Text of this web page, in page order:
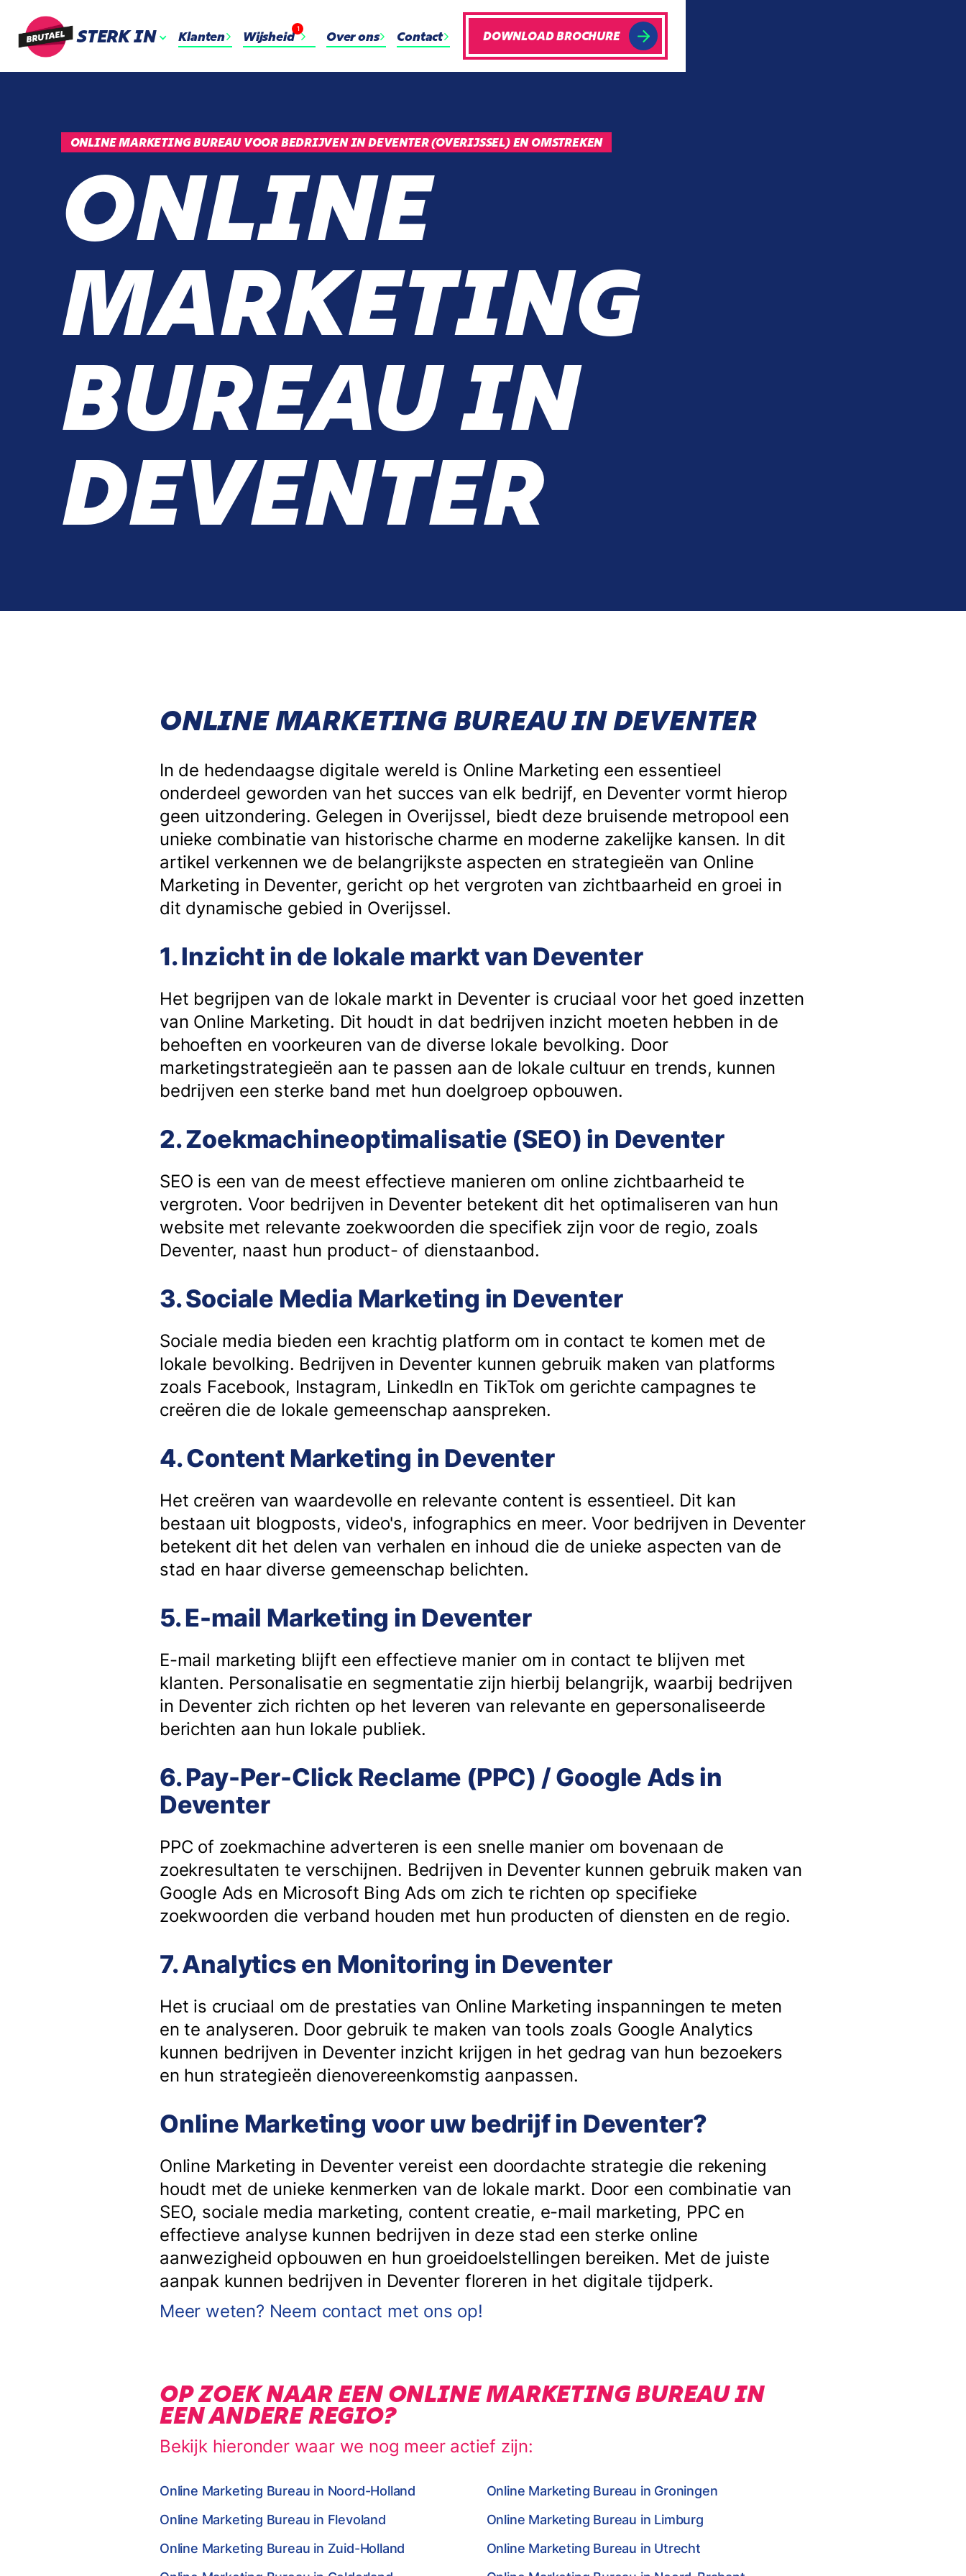
STERK IN Klanten Wijsheid
1
Over ons Contact DOWNLOAD BROCHURE
ONLINE MARKETING BUREAU VOOR BEDRIJVEN IN DEVENTER (OVERIJSSEL) EN OMSTREKEN
ONLINE
MARKETING
BUREAU IN
DEVENTER
ONLINE MARKETING BUREAU IN DEVENTER
In de hedendaagse digitale wereld is Online Marketing een essentieel
onderdeel geworden van het succes van elk bedrijf, en Deventer vormt hierop
geen uitzondering. Gelegen in Overijssel, biedt deze bruisende metropool een
unieke combinatie van historische charme en moderne zakelijke kansen. In dit
artikel verkennen we de belangrijkste aspecten en strategieën van Online
Marketing in Deventer, gericht op het vergroten van zichtbaarheid en groei in
dit dynamische gebied in Overijssel.
1. Inzicht in de lokale markt van Deventer
Het begrijpen van de lokale markt in Deventer is cruciaal voor het goed inzetten
van Online Marketing. Dit houdt in dat bedrijven inzicht moeten hebben in de
behoeften en voorkeuren van de diverse lokale bevolking. Door
marketingstrategieën aan te passen aan de lokale cultuur en trends, kunnen
bedrijven een sterke band met hun doelgroep opbouwen.
2. Zoekmachineoptimalisatie (SEO) in Deventer
SEO is een van de meest effectieve manieren om online zichtbaarheid te
vergroten. Voor bedrijven in Deventer betekent dit het optimaliseren van hun
website met relevante zoekwoorden die specifiek zijn voor de regio, zoals
Deventer, naast hun product- of dienstaanbod.
3. Sociale Media Marketing in Deventer
Sociale media bieden een krachtig platform om in contact te komen met de
lokale bevolking. Bedrijven in Deventer kunnen gebruik maken van platforms
zoals Facebook, Instagram, LinkedIn en TikTok om gerichte campagnes te
creëren die de lokale gemeenschap aanspreken.
4. Content Marketing in Deventer
Het creëren van waardevolle en relevante content is essentieel. Dit kan
bestaan uit blogposts, video's, infographics en meer. Voor bedrijven in Deventer
betekent dit het delen van verhalen en inhoud die de unieke aspecten van de
stad en haar diverse gemeenschap belichten.
5. E-mail Marketing in Deventer
E-mail marketing blijft een effectieve manier om in contact te blijven met
klanten. Personalisatie en segmentatie zijn hierbij belangrijk, waarbij bedrijven
in Deventer zich richten op het leveren van relevante en gepersonaliseerde
berichten aan hun lokale publiek.
6. Pay-Per-Click Reclame (PPC) / Google Ads in
Deventer
PPC of zoekmachine adverteren is een snelle manier om bovenaan de
zoekresultaten te verschijnen. Bedrijven in Deventer kunnen gebruik maken van
Google Ads en Microsoft Bing Ads om zich te richten op specifieke
zoekwoorden die verband houden met hun producten of diensten en de regio.
7. Analytics en Monitoring in Deventer
Het is cruciaal om de prestaties van Online Marketing inspanningen te meten
en te analyseren. Door gebruik te maken van tools zoals Google Analytics
kunnen bedrijven in Deventer inzicht krijgen in het gedrag van hun bezoekers
en hun strategieën dienovereenkomstig aanpassen.
Online Marketing voor uw bedrijf in Deventer?
Online Marketing in Deventer vereist een doordachte strategie die rekening
houdt met de unieke kenmerken van de lokale markt. Door een combinatie van
SEO, sociale media marketing, content creatie, e-mail marketing, PPC en
effectieve analyse kunnen bedrijven in deze stad een sterke online
aanwezigheid opbouwen en hun groeidoelstellingen bereiken. Met de juiste
aanpak kunnen bedrijven in Deventer floreren in het digitale tijdperk.
Meer weten? Neem contact met ons op!
OP ZOEK NAAR EEN ONLINE MARKETING BUREAU IN
EEN ANDERE REGIO?
Bekijk hieronder waar we nog meer actief zijn:
Online Marketing Bureau in Noord-Holland
Online Marketing Bureau in Groningen
Online Marketing Bureau in Flevoland
Online Marketing Bureau in Limburg
Online Marketing Bureau in Zuid-Holland
Online Marketing Bureau in Utrecht